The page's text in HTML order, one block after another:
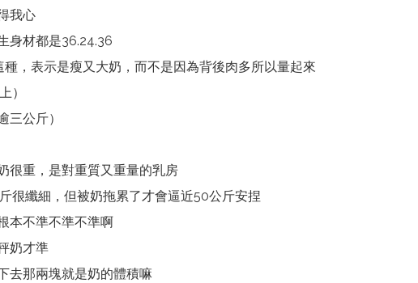
我心
身材都是36.24.36
，表示是瘦又大奶，而不是因為背後肉多所以量起來
）
三公斤）
很重，是對重質又重量的乳房
很纖細，但被奶拖累了才會逼近50公斤安捏
本不準不準不準啊
奶才準
去那兩塊就是奶的體積嘛